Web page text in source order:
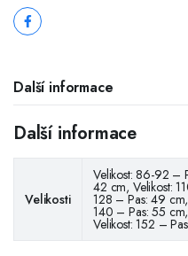
Další informace
Další informace
Velikosti
Velikost: 86-92 –
42 cm, Velikost:
128 – Pas: 49
140 – Pas: 55
Velikost: 152 –